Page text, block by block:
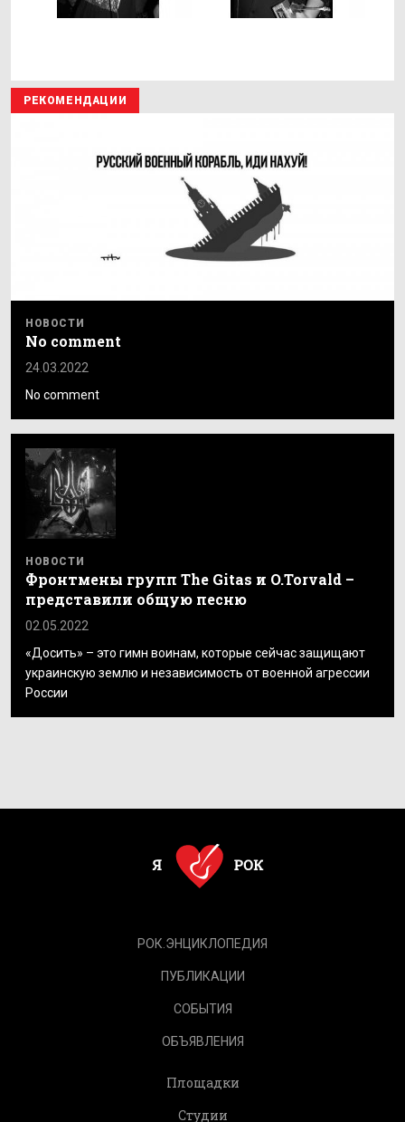
РЕКОМЕНДАЦИИ
НОВОСТИ
No comment
24.03.2022
No comment
НОВОСТИ
Фронтмены групп The Gitas и O.Torvald –
представили общую песню
02.05.2022
«Досить» – это гимн воинам, которые сейчас защищают
украинскую землю и независимость от военной агрессии
России
РОК.ЭНЦИКЛОПЕДИЯ
ПУБЛИКАЦИИ
СОБЫТИЯ
ОБЪЯВЛЕНИЯ
Площадки
Студии